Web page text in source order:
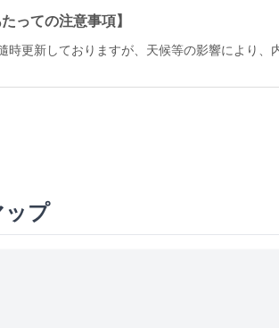
っての注意事項】
時更新しておりますが、天候等の影響により、
ップ